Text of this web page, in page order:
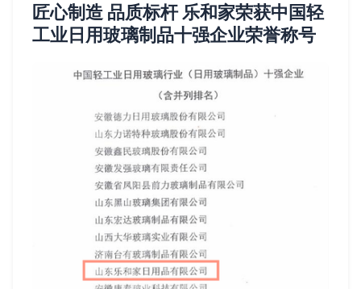
匠心制造 品质标杆 乐和家荣获中国轻
工业日用玻璃制品十强企业荣誉称号